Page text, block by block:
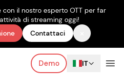
con il nostro esperto OTT per far
di streaming oggi!
Contattaci
Demo IT